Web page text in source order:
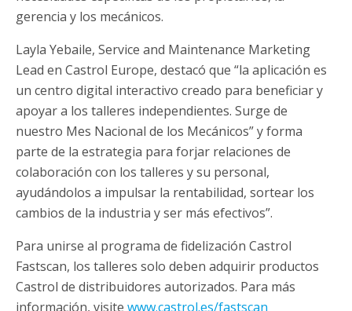
gerencia y los mecánicos.
Layla Yebaile, Service and Maintenance Marketing
Lead en Castrol Europe, destacó que “la aplicación es
un centro digital interactivo creado para beneficiar y
apoyar a los talleres independientes. Surge de
nuestro Mes Nacional de los Mecánicos” y forma
parte de la estrategia para forjar relaciones de
colaboración con los talleres y su personal,
ayudándolos a impulsar la rentabilidad, sortear los
cambios de la industria y ser más efectivos”.
Para unirse al programa de fidelización Castrol
Fastscan, los talleres solo deben adquirir productos
Castrol de distribuidores autorizados. Para más
información, visite www.castrol.es/fastscan